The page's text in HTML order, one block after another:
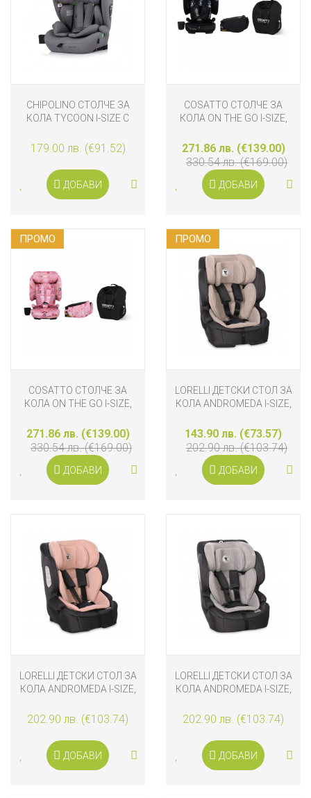
CHIPOLINO СТОЛЧЕ ЗА
КОЛА TYCOON I-SIZE С
ОБЛАЧНО СИВО
179.00 лв. (€91.52)
ДОБАВИ
COSATTO СТОЛЧЕ ЗА
КОЛА ON THE GO I-SIZE,
271.86 лв. (€139.00)
330.54 лв. (€169.00)
ДОБАВИ
ПРОМO
COSATTO СТОЛЧЕ ЗА
КОЛА ON THE GO I-SIZE,
271.86 лв. (€139.00)
330.54 лв. (€169.00)
ДОБАВИ
ПРОМO
LORELLI ДЕТСКИ СТОЛ ЗА
КОЛА ANDROMEDA I-SIZE,
143.90 лв. (€73.57)
202.90 лв. (€103.74)
ДОБАВИ
LORELLI ДЕТСКИ СТОЛ ЗА
КОЛА ANDROMEDA I-SIZE,
202.90 лв. (€103.74)
ДОБАВИ
LORELLI ДЕТСКИ СТОЛ ЗА
КОЛА ANDROMEDA I-SIZE,
202.90 лв. (€103.74)
ДОБАВИ